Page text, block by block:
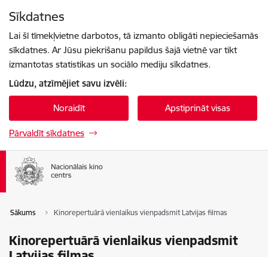
Sīkdatnes
Lai šī tīmekļvietne darbotos, tā izmanto obligāti nepieciešamās
sīkdatnes. Ar Jūsu piekrišanu papildus šajā vietnē var tikt
izmantotas statistikas un sociālo mediju sīkdatnes.
Lūdzu, atzīmējiet savu izvēli:
Noraidīt Apstiprināt visas
Pārvaldīt sīkdatnes
Sākums Kinorepertuārā vienlaikus vienpadsmit Latvijas filmas
Kinorepertuārā vienlaikus vienpadsmit